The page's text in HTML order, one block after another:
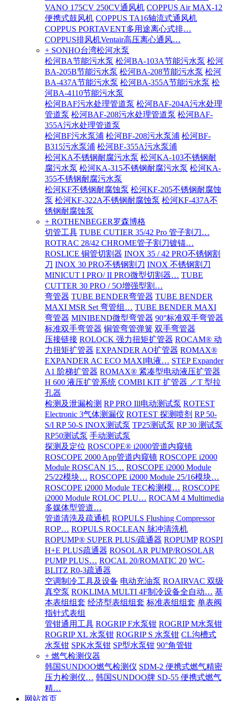
VANO 175CV 250CV通风机 COPPUS Air MAX-12
便携式鼓风机 COPPUS TA16轴流式通风机
COPPUS PORTAVENT多用途离心式排…
COPPUS排风机Ventair高压离心通风…
+ SONHO台湾松河水泵
松河BA节能污水泵 松河BA-103A节能污水泵 松河
BA-205B节能污水泵 松河BA-208节能污水泵 松河
BA-437A节能污水泵 松河BA-355A节能污水泵 松
河BA-4110节能污水泵
松河BAF污水处理管道泵 松河BAF-204A污水处理
管道泵 松河BAF-208污水处理管道泵 松河BAF-
355A污水处理管道泵
松河BF污水泵浦 松河BF-208污水泵浦 松河BF-
B315污水泵浦 松河BF-355A污水泵浦
松河KA不锈钢耐腐污水泵 松河KA-103不锈钢耐
腐污水泵 松河KA-315不锈钢耐腐污水泵 松河KA-
355不锈钢耐腐污水泵
松河KF不锈钢耐腐蚀泵 松河KF-205不锈钢耐腐蚀
泵 松河KF-322A不锈钢耐腐蚀泵 松河KF-437A不
锈钢耐腐蚀泵
+ ROTHENBEGER罗森博格
切管工具 TUBE CUTIER 35/42 Pro 管子割刀…
ROTRAC 28/42 CHROME管子割刀镀锚…
ROSLICE 铜管切割器 INOX 35 / 42 PRO不锈钢割
刀 INOX 30 PRO不锈钢割刀 INOX 不锈钢割刀
MINICUT I PRO/ II PRO微型切割器… TUBE
CUTTER 30 PRO / 5O增强型割…
弯管器 TUBE BENDER弯管器 TUBE BENDER
MAXI MSR Set 弯管组… TUBE BENDER MAXI
弯管器 MINIBEND微型弯管器 90°标准双手弯管器
标准双手弯管器 铜管弯管弹簧 双手弯管器
压接链接 ROLOCK 强力扭矩扩管器 ROCAM® 动
力扭矩扩管器 EXPANDER AO扩管器 ROMAX®
EXPANDER AC ECO MAXI电液… STEP Expander
A1 阶梯扩管器 ROMAX® 紧凑型电动液压扩管器
H 600 液压扩管系统 COMBI KIT 扩管器 ／T 型拉
孔器
检测及泄漏检测 RP PRO Ill电动测试泵 ROTEST
Electronic 3气体测漏仪 ROTEST 探测喷剂 RP 50-
S/I RP 50-S INOX测试泵 TP25测试泵 RP 30 测试泵
RP50测试泵 手动测试泵
探测及定位 ROSCOPE® i2000管道内窥镜
ROSCOPE 2000 App管道内窥镜 ROSCOPE i2000
Module ROSCAN 15… ROSCOPE i2000 Module
25/22模块… ROSCOPE i2000 Module 25/16模块…
ROSCOPE i2000 Module TEC检测模… ROSCOPE
i2000 Module ROLOC PLU… ROCAM 4 Multimedia
多媒体型管道…
管道清洗及疏通机 ROPULS Flushing Compressor
ROP… ROPULS ROCLEAN 脉冲清洗机
ROPUMP® SUPER PLUS/疏通器 ROPUMP ROSPI
H+E PLUS疏通器 ROSOLAR PUMP/ROSOLAR
PUMP PLUS… ROCAL 20/ROMATIC 20 WC-
BLITZ R0-3疏通器
空调制冷工具及设备 电动充油泵 ROAIRVAC 双级
真空泵 ROKLIMA MULTI 4F制冷设备全自动… 基
本表组组套 经济型表组组套 标准表组组套 单表阀
指针式表组
管钳通用工具 ROGRIP F水泵钳 ROGRIP M水泵钳
ROGRIP XL 水泵钳 ROGRIP S 水泵钳 CL沟槽式
水泵钳 SPK水泵钳 SP型水泵钳 90°角管钳
+ 燃气检测仪器
韩国SUNDOO燃气检测仪 SDM-2 便携式燃气精密
压力检测仪… 韩国SUNDOO牌 SD-55 便携式燃气
精…
网站首页